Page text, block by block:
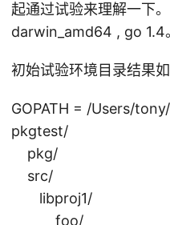
起通过试验来理解一下
darwin_amd64 , go 1.4
初始试验环境目录结果如
GOPATH = /Users/
pkgtest/
pkg/
src/
libproj1/
foo/